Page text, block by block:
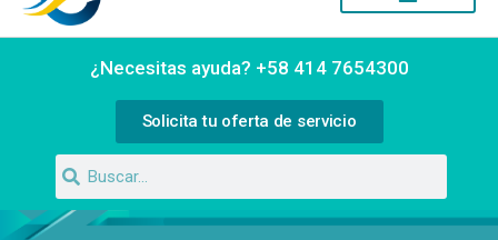
¿Necesitas ayuda? +58 414 7654300
Solicita tu oferta de servicio